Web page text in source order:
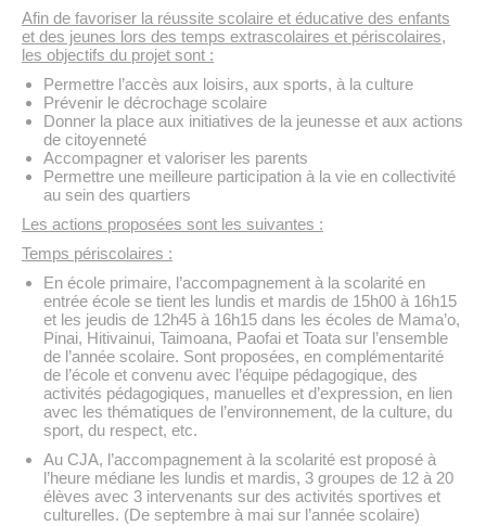
Afin de favoriser la réussite scolaire et éducative des enfants
et des jeunes lors des temps extrascolaires et périscolaires,
les objectifs du projet sont :
Permettre l’accès aux loisirs, aux sports, à la culture
Prévenir le décrochage scolaire
Donner la place aux initiatives de la jeunesse et aux actions
de citoyenneté
Accompagner et valoriser les parents
Permettre une meilleure participation à la vie en collectivité
au sein des quartiers
Les actions proposées sont les suivantes :
Temps périscolaires :
En école primaire, l’accompagnement à la scolarité en
entrée école se tient les lundis et mardis de 15h00 à 16h15
et les jeudis de 12h45 à 16h15 dans les écoles de Mama’o,
Pinai, Hitivainui, Taimoana, Paofai et Toata sur l’ensemble
de l’année scolaire. Sont proposées, en complémentarité
de l’école et convenu avec l’équipe pédagogique, des
activités pédagogiques, manuelles et d’expression, en lien
avec les thématiques de l’environnement, de la culture, du
sport, du respect, etc.
Au CJA, l’accompagnement à la scolarité est proposé à
l’heure médiane les lundis et mardis, 3 groupes de 12 à 20
élèves avec 3 intervenants sur des activités sportives et
culturelles. (De septembre à mai sur l’année scolaire)